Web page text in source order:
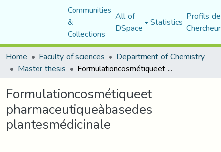
Communities
&
Collections
All of
DSpace Statistics Profils
Home
Faculty of sciences Department of Chemistry
Master thesis Formulationcosmétiqueet pharmaceutiqueàbasedes plantesmédicinale
Formulationcosmétiqueet
pharmaceutiqueàbasedes
plantesmédicinale